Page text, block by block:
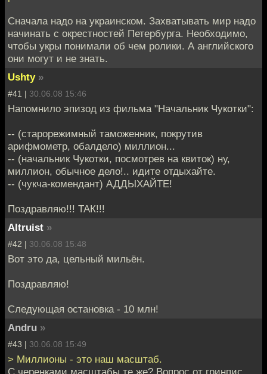
Сначала надо на украинском. Захватывать мир надо
начинать с окрестностей Петербурга. Необходимо,
чтобы укры понимали об чем ролики. А английского
они могут и не знать.
Ushty »
#41 | 30.06.08 15:46
Напомнило эпизод из фильма "Начальник Чукотки":
-- (старорежимный таможенник, покрутив
арифмометр, обалдело) миллион...
-- (начальник Чукотки, посмотрев на квиток) ну,
миллион, обычное дело!.. идите отдыхайте.
-- (чукча-комендант) АДДЫХАЙТЕ!
Поздравляю!!! ТАК!!!
Altruist »
#42 | 30.06.08 15:48
Вот это да, цельный мильён.
Поздравляю!
Следующая остановка - 10 млн!
Andru »
#43 | 30.06.08 15:49
> Миллионы - это наш масштаб.